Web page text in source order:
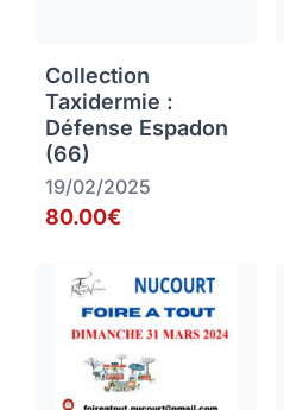
Collection
Taxidermie :
Défense Espadon
(66)
19/02/2025
80.00€